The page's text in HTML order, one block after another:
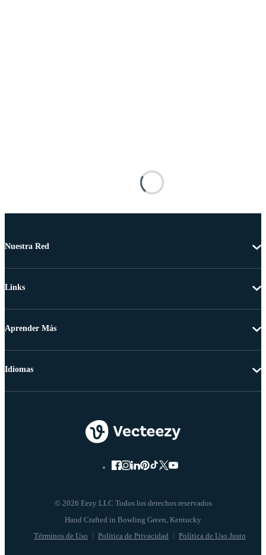
Nuestra Red
Links
Aprender Más
© 2026 Eezy LLC Todos los derechos reservados
Términos de Uso Política de Privacidad Política de Uso Justo
Idiomas